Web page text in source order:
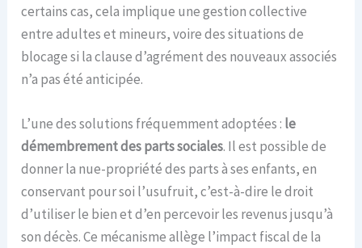
certains cas, cela implique une gestion collective
entre adultes et mineurs, voire des situations de
blocage si la clause d’agrément des nouveaux associés
n’a pas été anticipée.
L’une des solutions fréquemment adoptées : le
démembrement des parts sociales. Il est possible de
donner la nue-propriété des parts à ses enfants, en
conservant pour soi l’usufruit, c’est-à-dire le droit
d’utiliser le bien et d’en percevoir les revenus jusqu’à
son décès. Ce mécanisme allège l’impact fiscal de la